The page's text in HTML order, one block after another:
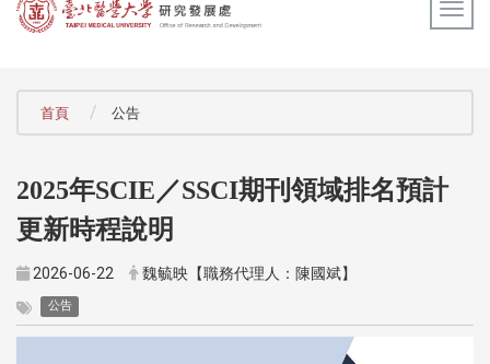
首頁 公告
2025年SCIE／SSCI期刊領域排名預計
更新時程說明
2026-06-22 魏毓映【職務代理人：陳國斌】
公告